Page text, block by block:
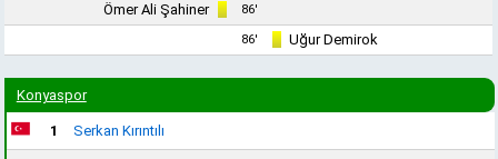
Ömer Ali Şahiner 86'
86' Uğur Demirok
Konyaspor
1 Serkan Kırıntılı